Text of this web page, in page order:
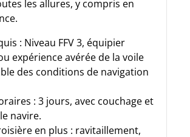
les allures, y compris en
: Niveau FFV 3, équipier
expérience avérée de la voile
des conditions de navigation
: 3 jours, avec couchage et
navire.
en plus : ravitaillement,